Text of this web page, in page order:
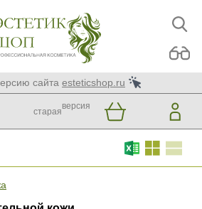
сайта esteticshop.ru
старая
версия